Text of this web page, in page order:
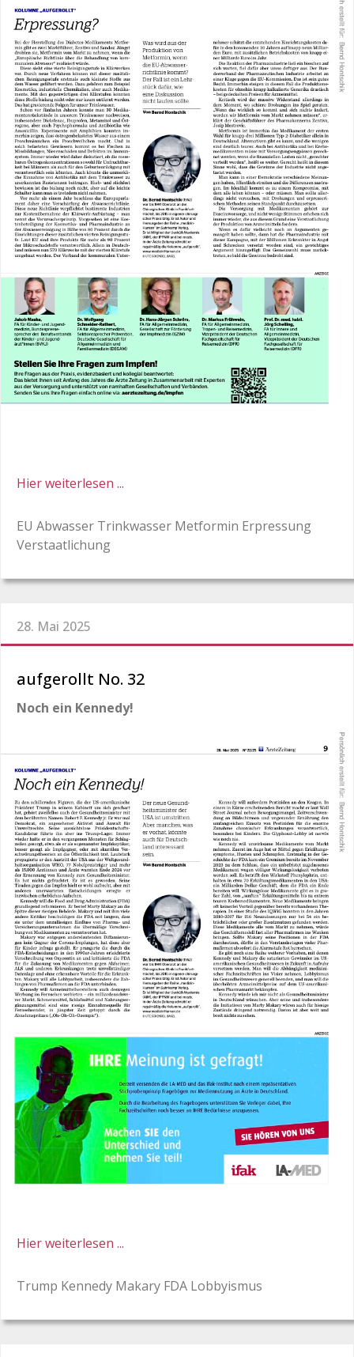
Hier weiterlesen ...
EU Abwasser Trinkwasser Metformin Erpressung
Verstaatlichung
28. Mai 2025
aufgerollt No. 32
Noch ein Kennedy!
Hier weiterlesen ...
Trump Kennedy Makary FDA Lobbyismus